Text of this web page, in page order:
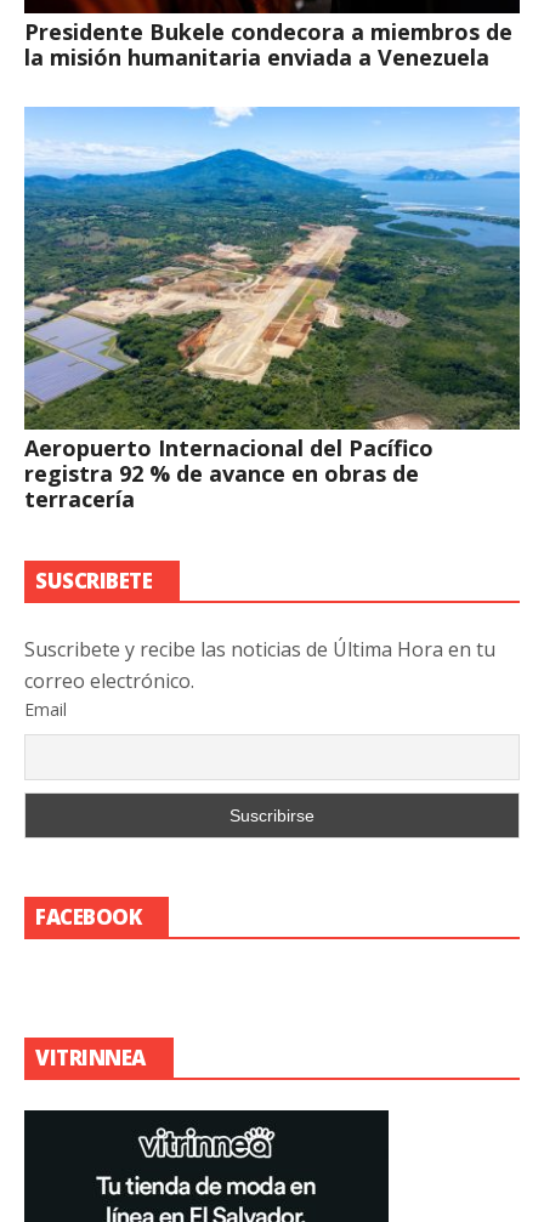
Presidente Bukele condecora a miembros de
la misión humanitaria enviada a Venezuela
Aeropuerto Internacional del Pacífico
registra 92 % de avance en obras de
terracería
SUSCRIBETE
Suscribete y recibe las noticias de Última Hora en tu
correo electrónico.
Email
FACEBOOK
VITRINNEA